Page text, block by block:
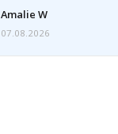
Amalie W
07.08.2026